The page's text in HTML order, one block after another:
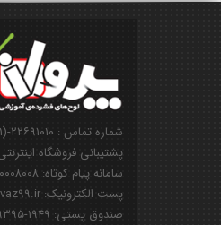
شماره تماس : ۲۲۶۹۱۰۱۰-(۰۲۱)
پشتیبانی فروشگاه اینترنتی:
سامانه پیام کوتاه: ۳۰۰۰۸۰۰۸
پست الکترونیک: info@parvaz99.ir
صندوق پستی: ۱۹۴۹-۱۹۳۹۵